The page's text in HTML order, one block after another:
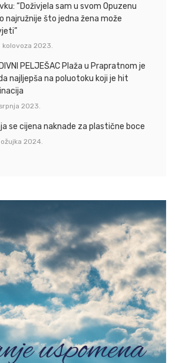
“Doživjela sam u svom Opuzenu
najružnije što jedna žena može
kolovoza 2023.
PELJEŠAC Plaža u Prapratnom je
najljepša na poluotoku koji je hit
2023.
se cijena naknade za plastične boce
ožujka 2024.